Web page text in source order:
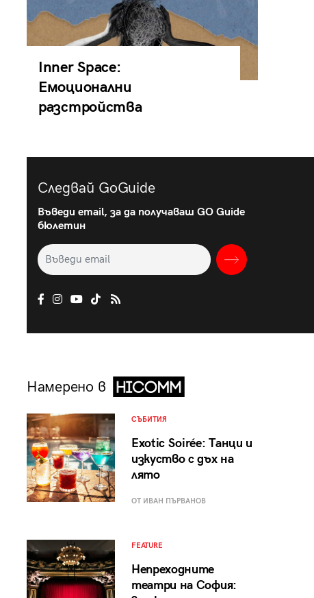
Inner Space:
Емоционални
разстройства
Следвай GoGuide
Въведи email, за да получаваш GO Guide
бюлетин
Намерено в
СЪБИТИЯ
Exotic Soirée: Танци и
изкуство с дъх на
лято
ОТ ИВАН ПЪРВАНОВ
FEATURE
Непреходните
театри на София: